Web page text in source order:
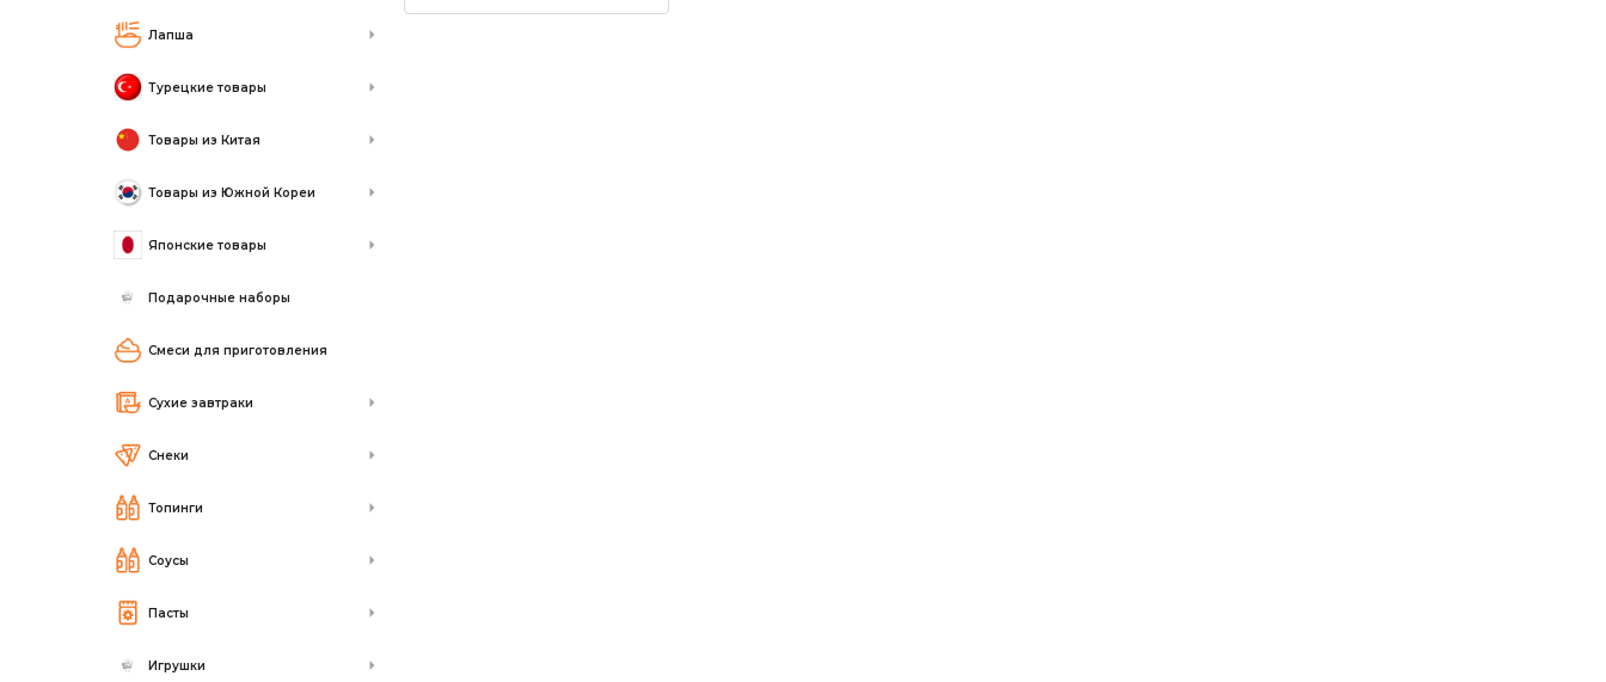
Лапша
Турецкие товары
Товары из Китая
Товары из Южной Кореи
Японские товары
Подарочные наборы
Смеси для приготовления
Сухие завтраки
Снеки
Топинги
Соусы
Пасты
Игрушки